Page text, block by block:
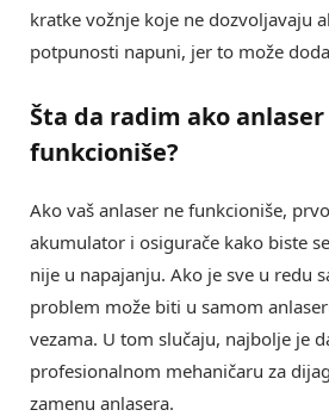
kratke vožnje koje ne dozvoljavaju
potpunosti napuni, jer to može
Šta da radim akoanlaser
funkcioniše?
Ako vaš anlaser ne funkcioniše,
akumulator i osigurače kako biste
nije u napajanju. Ako je sve u redu
problem može biti u samom
vezama. U tom slučaju, najbolje je
profesionalnom mehaničaru za
zamenu anlasera.